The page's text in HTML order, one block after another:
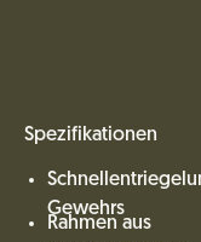
Spezifikationen
Gewehrs
Rahmen aus